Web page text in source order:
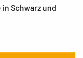
Schwarz und